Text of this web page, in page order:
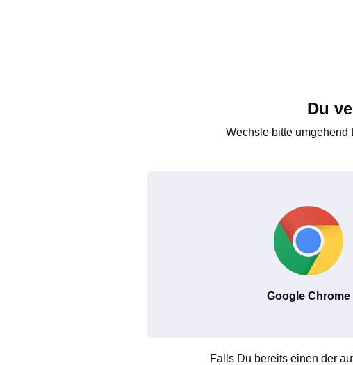
Du
Wechsle bitte umgehend
Google Chrome
Falls Du bereits einen der